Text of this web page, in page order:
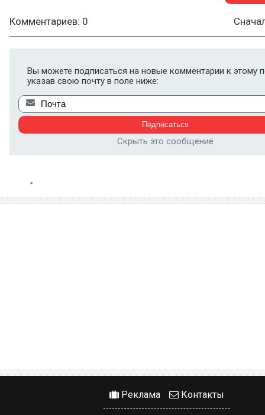
Комментариев: 0
Вы можете подписаться на новые комментарии к этому
указав свою почту в поле ниже:
Скрыть это сообщение
Реклама Контакты